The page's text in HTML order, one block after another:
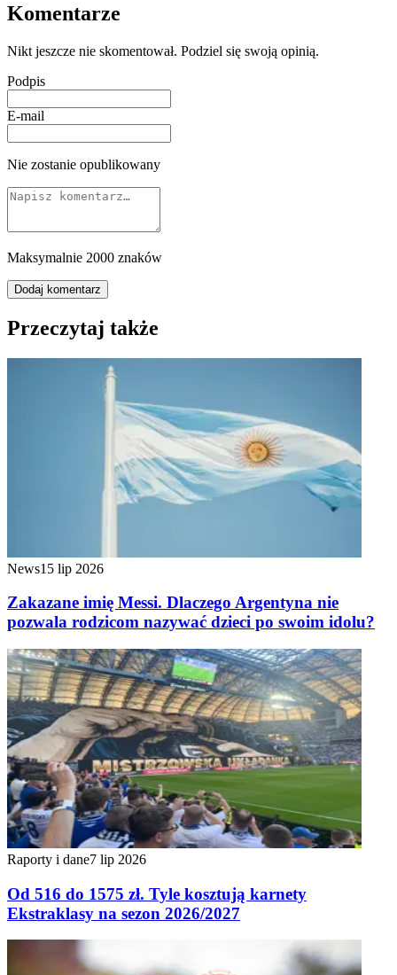
Komentarze
Nikt jeszcze nie skomentował. Podziel się swoją opinią.
Podpis
E-mail
Nie zostanie opublikowany
Maksymalnie 2000 znaków
Dodaj komentarz
Przeczytaj także
News15 lip 2026
Zakazane imię Messi. Dlaczego Argentyna nie
pozwala rodzicom nazywać dzieci po swoim idolu?
Raporty i dane7 lip 2026
Od 516 do 1575 zł. Tyle kosztują karnety
Ekstraklasy na sezon 2026/2027